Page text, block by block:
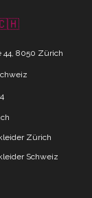
🇨🇭
44, 8050 Zürich
Zürich
Schweiz